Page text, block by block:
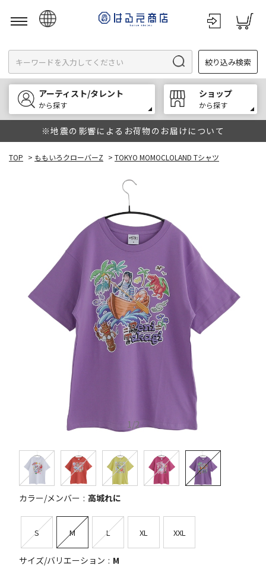
English
한국어
中文
絞り込み検索
アーティスト/タレント
から探す
ショップ
から探す
※地震の影響によるお荷物のお届けについて
TOP > ももいろクローバーZ > TOKYO MOMOCLOLAND Tシャツ
1/2
カラー/メンバー 高城れに
S M L XL XXL
サイズ/バリエーション M